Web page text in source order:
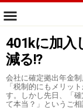
401kに加入
減る!?
会社に確定拠出年金
「税制的にもメリッ
す。しかし先日、「
て本当？」というご